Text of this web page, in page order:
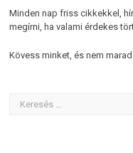
Minden nap friss cikkekkel,
megírni, ha valami érdekes
Kövess minket, és nem